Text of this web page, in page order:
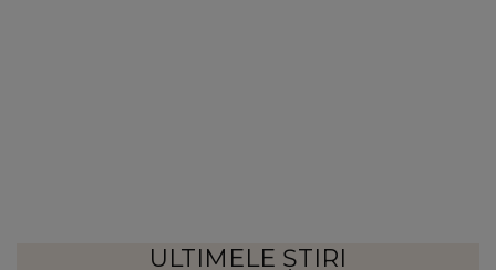
ULTIMELE ȘTIRI